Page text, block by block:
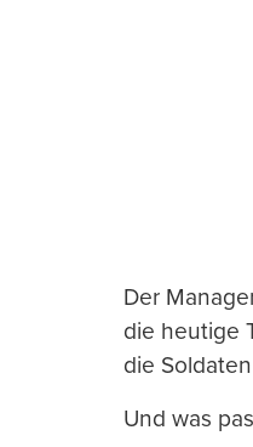
Der
die heutige
die
Und was